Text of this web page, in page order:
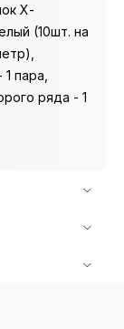
Х-
(10шт. на
пара,
ряда - 1